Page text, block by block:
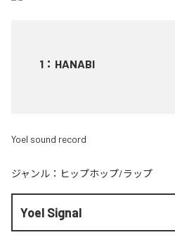
1 ： HANABI
Yoel sound record
ジャンル： ヒップホップ/ラップ
Yoel Signal